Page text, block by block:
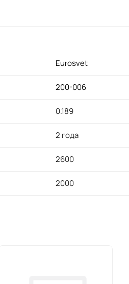
Eurosvet
200-006
0.189
2 года
2600
2000